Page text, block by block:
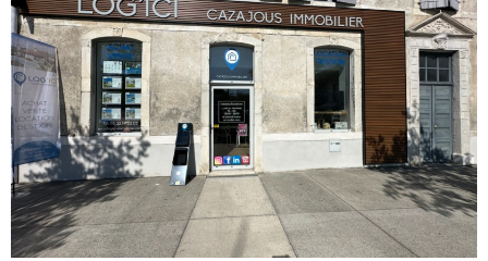
VOIR L'AGENCE